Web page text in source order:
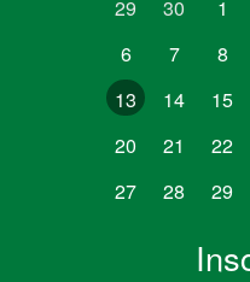
29 30 1
6
7 8
13
14 15
20
21 22
27
28 29